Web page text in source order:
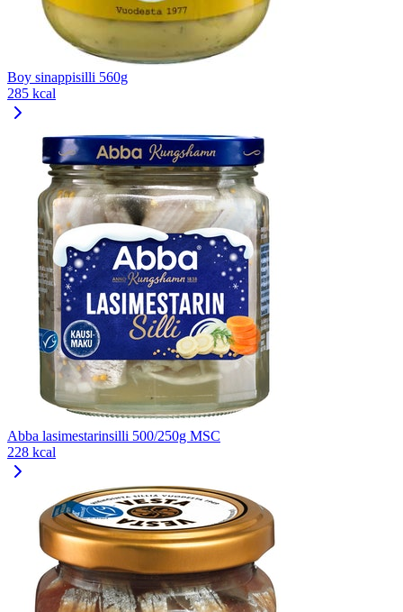
Boy sinappisilli 560g
285 kcal
Abba lasimestarinsilli 500/250g MSC
228 kcal